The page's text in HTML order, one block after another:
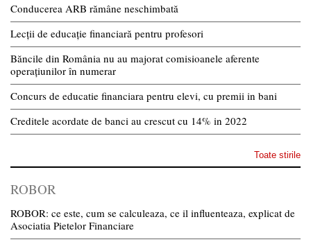
Conducerea ARB rămâne neschimbată
Lecții de educație financiară pentru profesori
Băncile din România nu au majorat comisioanele aferente
operațiunilor în numerar
Concurs de educatie financiara pentru elevi, cu premii in bani
Creditele acordate de banci au crescut cu 14% in 2022
Toate stirile
ROBOR
ROBOR: ce este, cum se calculeaza, ce il influenteaza, explicat de
Asociatia Pietelor Financiare